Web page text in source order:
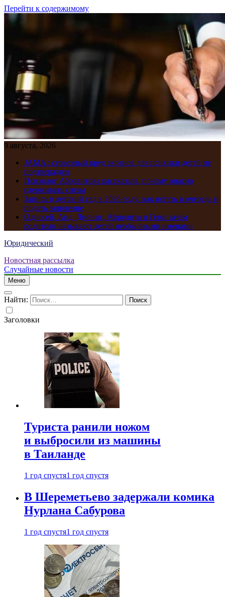
Перейти к содержимому
9 августа, 2026
JAMA : серьезный вред экранов для психики детей не
подтвержден
Психолог Абравитова рассказала, почему опасно
сдерживать слезы
Запись в детский сад в 2026 году: как встать в очередь и
подать заявление
Одиссей, Аид, Дионис, Афродита и Гера: зачем
родители называют детей необычными именами
Юридический
Новостная рассылка
Случайные новости
Меню
Найти:
Заголовки
Туриста ранили ножом
и выбросили из машины
в Таиланде
1 год спустя1 год спустя
В Шереметьево задержали комика
Нурлана Сабурова
1 год спустя1 год спустя